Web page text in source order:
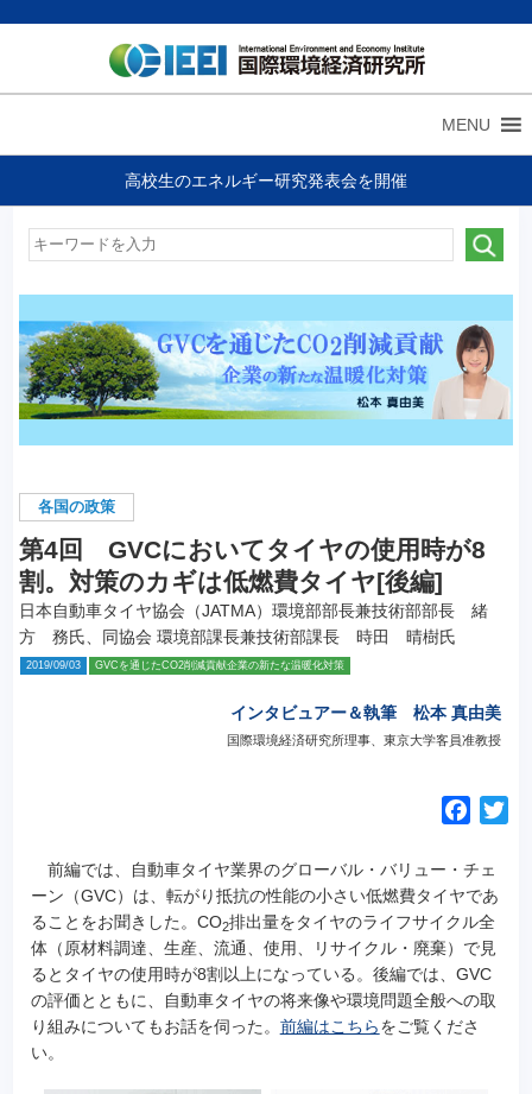
MENU
高校生のエネルギー研究発表会を開催
各国の政策
第4回 GVCにおいてタイヤの使用時が8
割。対策のカギは低燃費タイヤ[後編]
日本自動車タイヤ協会（JATMA）環境部部長兼技術部部長 緒
方 務氏、同協会 環境部課長兼技術部課長 時田 晴樹氏
2019/09/03 GVCを通じたCO2削減貢献企業の新たな温暖化対策
インタビュアー＆執筆 松本 真由美
国際環境経済研究所理事、東京大学客員准教授
c
e
b
o
o
k
前編では、自動車タイヤ業界のグローバル・バリュー・チェ
ーン（GVC）は、転がり抵抗の性能の小さい低燃費タイヤであ
ることをお聞きした。 CO2排出量をタイヤのライフサイクル全
体（原材料調達、生産、流通、使用、リサイクル・廃棄）で見
るとタイヤの使用時が8割以上になっている。後編では、GVC
の評価とともに、自動車タイヤの将来像や環境問題全般への取
り組みについてもお話を伺った。 前編はこちらをご覧くださ
い。